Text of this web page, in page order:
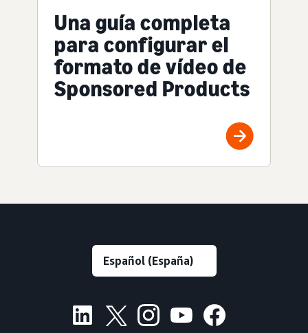
Una guía completa
para configurar el
formato de vídeo de
Sponsored Products